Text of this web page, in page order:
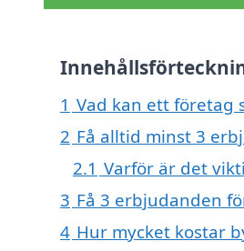
1 Vad kan ett företag
2 Få alltid minst 3
2.1 Varför är det
3 Få 3 erbjudanden
4 Hur mycket kostar